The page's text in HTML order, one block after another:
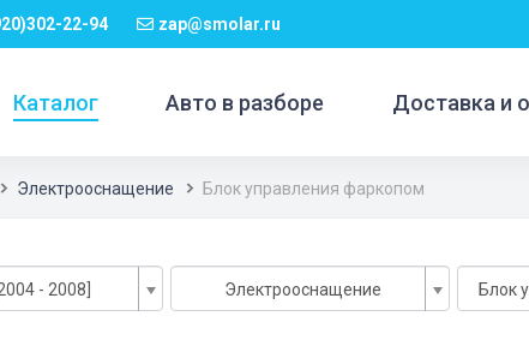
22-94 zap@smolar.ru
Каталог Авто в разборе Доставка и
Электрооснащение Блок управления фаркопом
- 2008] Электрооснащение Блок